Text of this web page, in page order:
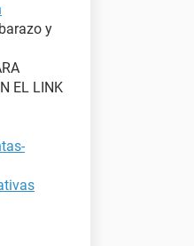
y
EL LINK